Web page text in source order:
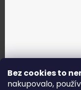
Bez cookies to
nakupovalo,